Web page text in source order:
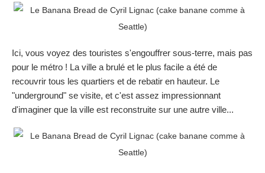
Ici, vous voyez des touristes s'engouffrer sous-terre, mais pas
pour le métro ! La ville a brulé et le plus facile a été de
recouvrir tous les quartiers et de rebatir en hauteur. Le
"underground" se visite, et c'est assez impressionnant
d'imaginer que la ville est reconstruite sur une autre ville...